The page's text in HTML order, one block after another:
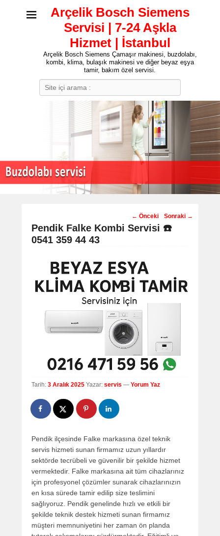
Arçelik Bosch Siemens
Servisi | 7-24 Aşkla
Hizmet | İstanbul
Arçelik Bosch Siemens Çamaşır makinesi, buzdolabı,
kombi, klima, bulaşık makinesi ve diğer beyaz eşya
tamir, bakım özel servisi.
Post
navigation
← Önceki Sonraki →
Pendik Falke Kombi Servisi ☎️
0541 359 44 43
Tarih: 3 Aralık 2025 Yazar: servis — Yorum Yaz
Pendik ilçesinde Falke markasına özel teknik
servis hizmeti sunan firmamız uzun yıllardır
sektörde tecrübeli ve güvenilir bir şekilde hizmet
vermektedir. Falke markasına ait tüm cihazlarınız
için profesyonel çözümler sunarak cihazlarınızın
en kısa sürede tamir edilip size teslimini
sağlıyoruz. Pendik genelinde hızlı ve etkili bir
şekilde teknik destek hizmeti sunan firmamız
müşteri memnuniyetini her zaman ön planda